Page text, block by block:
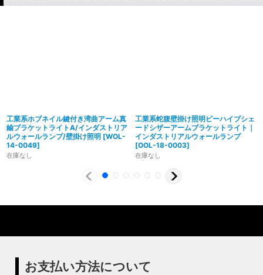
製造からアフターフォローまで自店で行う一貫
ハイロミドットコムでは、アンティーク照明のリメイクやオ
やヴィンテージの照明はカスタムしたりリメイクして販売し
ています。ハンドメイドによる小規模生産により、他にはな
の筒のようなインシュレーター（特殊なカーボンで出来た絶
縁体）が使われていることです。エジソンが電球を発明した
工業系ホブネイル鍵付き湾曲アーム真
鍮ブラケットライトA/インダストリア
ルウォールランプ/壁掛け照明 [WOL-
14-0049]
在庫なし
工業系蛇腹壁掛け照明ビーハイブシェ
ードシザーアームブラケットライト｜
インダストリアルウォールランプ
[OOL-18-0003]
在庫なし
お支払い方法について